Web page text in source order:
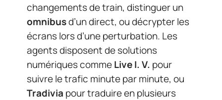
changements de train, distinguer un
omnibusd’un direct, ou décrypter les
écrans lors d’une perturbation. Les
agents disposent de solutions
numériques commeLive I. V. pour
suivre le trafic minute par minute, ou
Tradivia pour traduire en plusieurs